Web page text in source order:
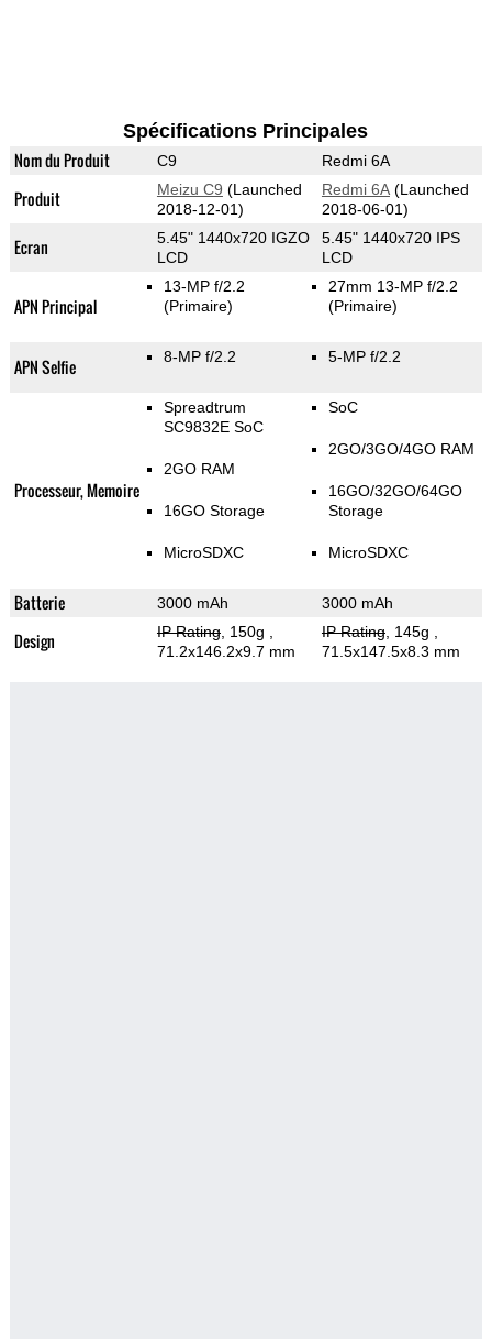
Spécifications Principales
Nom du Produit C9 Redmi 6A
Produit Meizu C9 (Launched
2018-12-01)
Redmi 6A(Launched
2018-06-01)
Ecran
5.45" 1440x720 IGZO
LCD
5.45" 1440x720 IPS
LCD
APN Principal
13-MP f/2.2
(Primaire)
27mm 13-MP f/2.2
(Primaire)
APN Selfie 8-MP f/2.2 5-MP f/2.2
Processeur, Memoire
Spreadtrum
SC9832E SoC
2GO RAM
16GO Storage
MicroSDXC
SoC
2GO/3GO/4GO RAM
16GO/32GO/64GO
Storage
MicroSDXC
Batterie 3000 mAh 3000 mAh
Design IP Rating, 150g
71.2x146.2x9.7 mm
IP Rating, 145g
71.5x147.5x8.3 mm